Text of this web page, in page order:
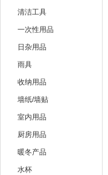
清洁工具
一次性用品
日杂用品
雨具
收纳用品
墙纸/墙贴
室内用品
厨房用品
暖冬产品
水杯